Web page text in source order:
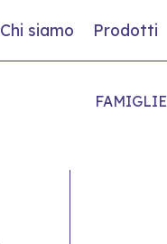
Chi siamo Prodotti
FAMIGLIE